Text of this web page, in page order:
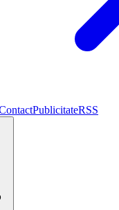
PublicitateRSS